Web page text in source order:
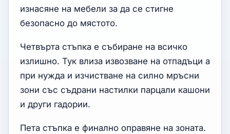
изнасяне на мебели за да се стигне
безопасно до мястото.
Четвърта стъпка е събиране на всичко
излишно. Тук влиза извозване на отпадъци а
при нужда и изчистване на силно мръсни
зони със съдрани настилки парцали кашони
и други гадории.
Пета стъпка е финално оправяне на зоната.